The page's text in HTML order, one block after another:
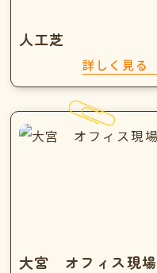
人工芝
詳しく見る
大宮 オフィス現場